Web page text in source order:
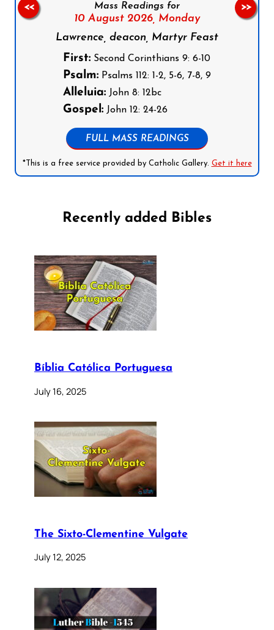
Mass Readings for
10 August 2026, Monday
Lawrence, deacon, Martyr Feast
First: Second Corinthians 9: 6-10
Psalm: Psalms 112: 1-2, 5-6, 7-8, 9
Alleluia: John 8: 12bc
Gospel: John 12: 24-26
FULL MASS READINGS
*This is a free service provided by Catholic Gallery. Get it here
<< >>
Recently added Bibles
Bíblia Católica Portuguesa
July 16, 2025
The Sixto-Clementine Vulgate
July 12, 2025